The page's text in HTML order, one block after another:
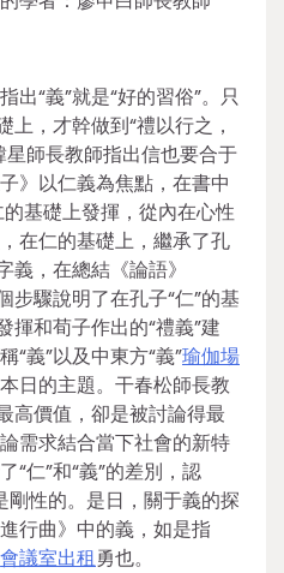
出“義”就是“好的習俗”。只
上，才幹做到“禮以行之，
師長教師指出信也要合于
》以仁義為焦點，在書中
基礎上發揮，從內在心性
在仁的基礎上，繼承了孔
義，在總結《論語》
步驟說明了在孔子“仁”的基
揮和荀子作出的“禮義”建
“義”以及中東方“義”瑜伽場
日的主題。干春松師長教
高價值，卻是被討論得最
需求結合當下社會的新特
“仁”和“義”的差別，認
剛性的。是日，關于義的探
行曲》中的義，如是指
會議室出租勇也。